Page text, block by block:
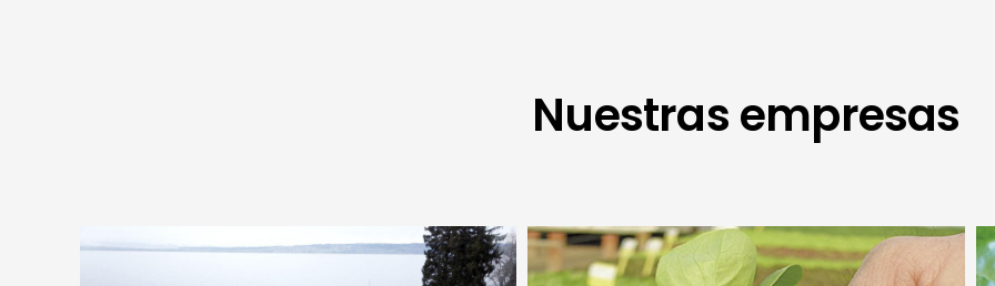
Nuestras empresas